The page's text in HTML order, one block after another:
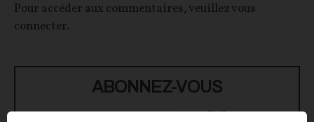
Pour accéder aux commentaires, veuillez vous
connecter.
ABONNEZ-VOUS